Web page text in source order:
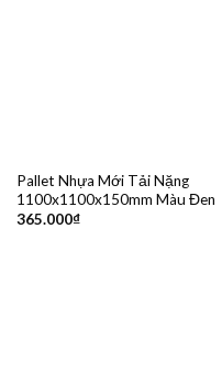
Pallet Nhựa Mới Tải Nặng
1100x1100x150mm Màu Đen
365.000₫